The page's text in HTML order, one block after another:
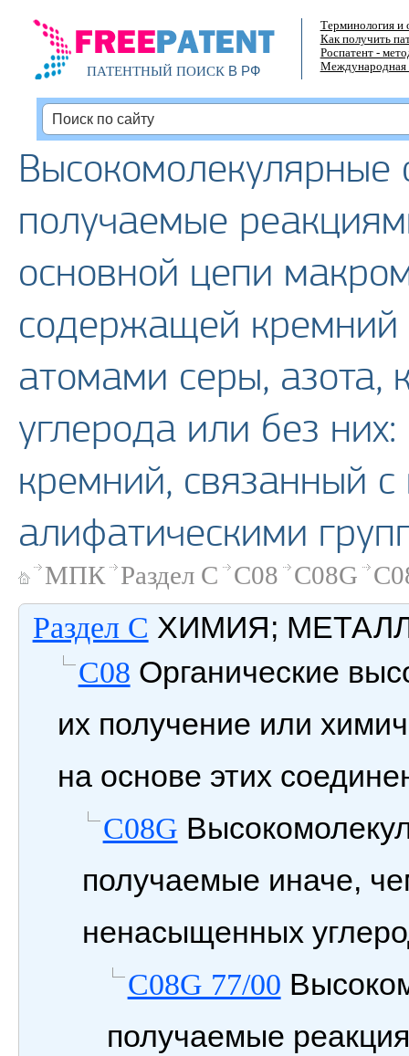
ПАТЕНТНЫЙ ПОИСКВ РФ
Терминология и
Как получить
Роспатент -
Международная
Высокомолекулярные
получаемые
основной цепи
содержащей кремний
атомами серы, азота,
углерода или без
кремний, связанный
алифатическими
МПК Раздел C C08 C08G
Раздел C ХИМИЯ;
C08 Органические
их получение или
на основе этих
C08G
получаемые иначе,
ненасыщенных
C08G 77/00
получаемые